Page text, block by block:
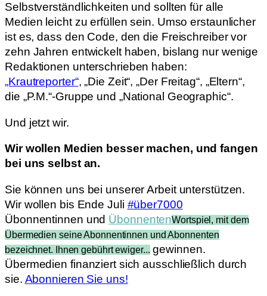
Selbstverständlichkeiten und sollten für alle
Medien leicht zu erfüllen sein. Umso erstaunlicher
ist es, dass den Code, den die Freischreiber vor
zehn Jahren entwickelt haben, bislang nur wenige
Redaktionen unterschrieben haben:
„Krautreporter“, „Die Zeit“, „Der Freitag“, „Eltern“,
die „P.M.“-Gruppe und „National Geographic“.
Und jetzt wir.
Wir wollen Medien besser machen, und fangen
bei uns selbst an.
Sie können uns bei unserer Arbeit unterstützen.
Wir wollen bis Ende Juli #über7000
Übonnentinnen und ÜbonnentenWortspiel, mit dem
Übermedien seine Abonnentinnen und Abonnenten
bezeichnet. Ihnen gebührt ewiger... gewinnen.
Übermedien finanziert sich ausschließlich durch
sie. Abonnieren Sie uns!